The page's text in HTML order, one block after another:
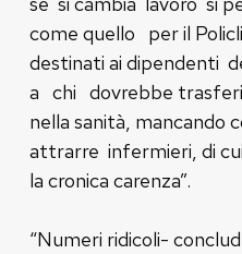
come quello per il
destinati ai dipendenti
a chi dovrebbe
nella sanità, mancando
attrarre infermieri, di
la cronica carenza”.
“Numeri ridicoli-